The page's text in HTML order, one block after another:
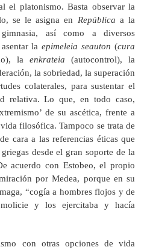
el platonismo. Basta observar la
se le asigna en República a la
así como a diversos
asentar laepimeleia seauton (cura
la enkrateia (autocontrol), la
la sobriedad, la superación
colaterales, para sustentar el
relativa. Lo que, en todo caso,
de su ascética, frente a
filosófica. Tampoco se trata de
cara a las referencias éticas que
desde el gran soporte de la
acuerdo con Estobeo, el propio
por Medea, porque en su
“cogía a hombres flojos y de
y los ejercitaba y hacía
con otras opciones de vida